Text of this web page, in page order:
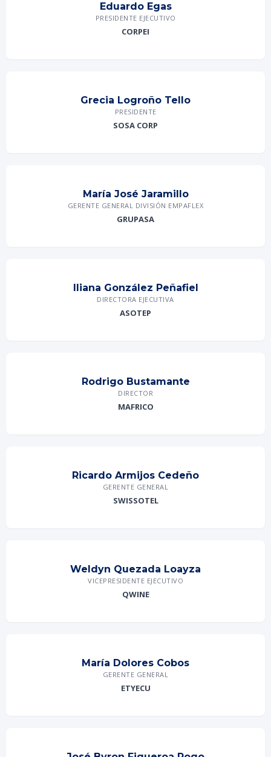
Eduardo Egas
PRESIDENTE EJECUTIVO
CORPEI
Grecia Logroño Tello
PRESIDENTE
SOSA CORP
María José Jaramillo
GERENTE GENERAL DIVISIÓN EMPAFLEX
GRUPASA
Iliana González Peñafiel
DIRECTORA EJECUTIVA
ASOTEP
Rodrigo Bustamante
DIRECTOR
MAFRICO
Ricardo Armijos Cedeño
GERENTE GENERAL
SWISSOTEL
Weldyn Quezada Loayza
VICEPRESIDENTE EJECUTIVO
QWINE
María Dolores Cobos
GERENTE GENERAL
ETYECU